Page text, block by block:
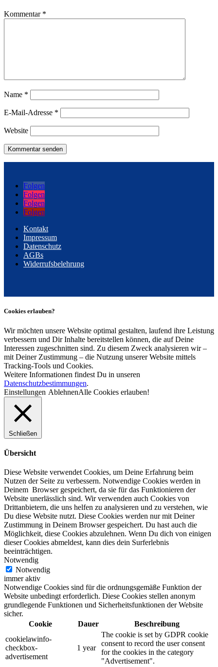
Kommentar *
Name *
E-Mail-Adresse *
Website
Folgen
Folgen
Folgen
Folgen
Kontakt
Impressum
Datenschutz
AGBs
Widerrufsbelehrung
Cookies erlauben?
Wir möchten unsere Website optimal gestalten, laufend ihre Leistung
verbessern und Dir Inhalte bereitstellen können, die auf Deine
Interessen zugeschnitten sind. Zu diesem Zweck analysieren wir –
mit Deiner Zustimmung – die Nutzung unserer Website mittels
Tracking-Tools und Cookies.
Weitere Informationen findest Du in unseren
Datenschutzbestimmungen.
Einstellungen AblehnenAlle Cookies erlauben!
Schließen
Übersicht
Diese Website verwendet Cookies, um Deine Erfahrung beim
Nutzen der Seite zu verbessern. Notwendige Cookies werden in
Deinem Browser gespeichert, da sie für das Funktionieren der
Website unerlässlich sind. Wir verwenden auch Cookies von
Drittanbietern, die uns helfen zu analysieren und zu verstehen, wie
Du diese Website nutzt. Diese Cookies werden nur mit Deiner
Zustimmung in Deinem Browser gespeichert. Du hast auch die
Möglichkeit, diese Cookies abzulehnen. Wenn Du dich von einigen
dieser Cookies abmeldest, kann dies dein Surferlebnis
beeinträchtigen.
Notwendig
Notwendig
immer aktiv
Notwendige Cookies sind für die ordnungsgemäße Funktion der
Website unbedingt erforderlich. Diese Cookies stellen anonym
grundlegende Funktionen und Sicherheitsfunktionen der Website
sicher.
Cookie
Dauer
Beschreibung
cookielawinfo-
checkbox-
advertisement
1 year
The cookie is set by GDPR cookie
consent to record the user consent
for the cookies in the category
"Advertisement".